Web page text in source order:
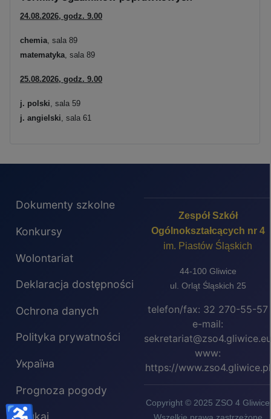
24.08.2026, godz. 9.00
chemia, sala 89
matematyka, sala 89
25.08.2026, godz. 9.00
j. polski, sala 59
j. angielski, sala 61
Dokumenty szkolne
Konkursy
Wolontariat
Deklaracja dostępności
Ochrona danych
Polityka prywatności
Україна
Prognoza pogody
Szukaj
Zespół Szkół
Ogólnokształcących nr 4
im. Piastów Śląskich
44-100 Gliwice
ul. Orląt Śląskich 25
telefon/fax: 32 270-55-57
e-mail:
www:
https://www.zso4.gliwice.pl
Copyright © 2025 ZSO 4 Gliwice